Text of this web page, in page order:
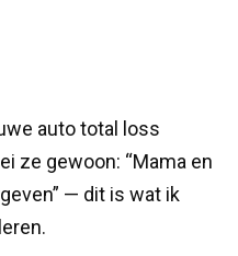
auto total loss
ze gewoon: “Mama en
— dit is wat ik